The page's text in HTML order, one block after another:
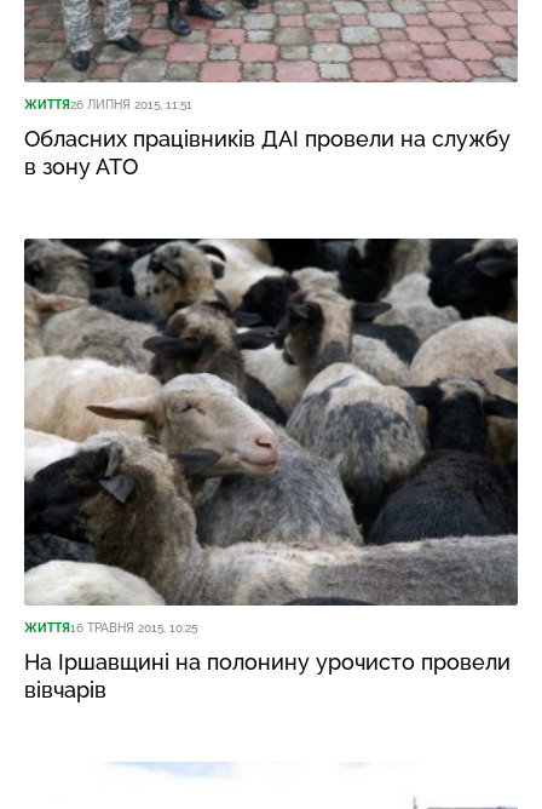
ЖИТТЯ26 ЛИПНЯ 2015, 11:51
Обласних працівників ДАІ провели на службу
в зону АТО
ЖИТТЯ16 ТРАВНЯ 2015, 10:25
На Іршавщині на полонину урочисто провели
вівчарів